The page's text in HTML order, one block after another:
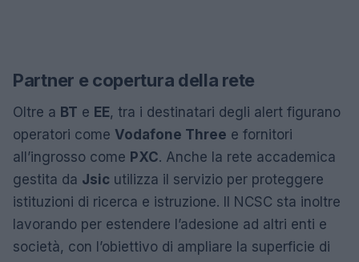
Partner e copertura della rete
Oltre a BT e EE, tra i destinatari degli alert figurano
operatori come Vodafone Three e fornitori
all’ingrosso come PXC. Anche la rete accademica
gestita da Jsic utilizza il servizio per proteggere
istituzioni di ricerca e istruzione. Il NCSC sta inoltre
lavorando per estendere l’adesione ad altri enti e
società, con l’obiettivo di ampliare la superficie di